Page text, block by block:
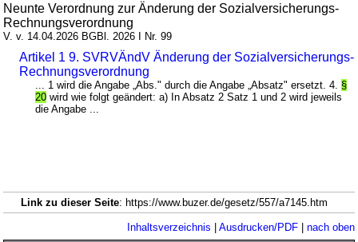
Neunte Verordnung zur Änderung der Sozialversicherungs-
Rechnungsverordnung
V. v. 14.04.2026 BGBl. 2026 I Nr. 99
Artikel 1 9. SVRVÄndV Änderung der Sozialversicherungs-
Rechnungsverordnung
... 1 wird die Angabe „Abs." durch die Angabe „Absatz" ersetzt. 4. §
20 wird wie folgt geändert: a) In Absatz 2 Satz 1 und 2 wird jeweils
die Angabe ...
Link zu dieser Seite: https://www.buzer.de/gesetz/557/a7145.htm
Inhaltsverzeichnis | Ausdrucken/PDF| nach oben